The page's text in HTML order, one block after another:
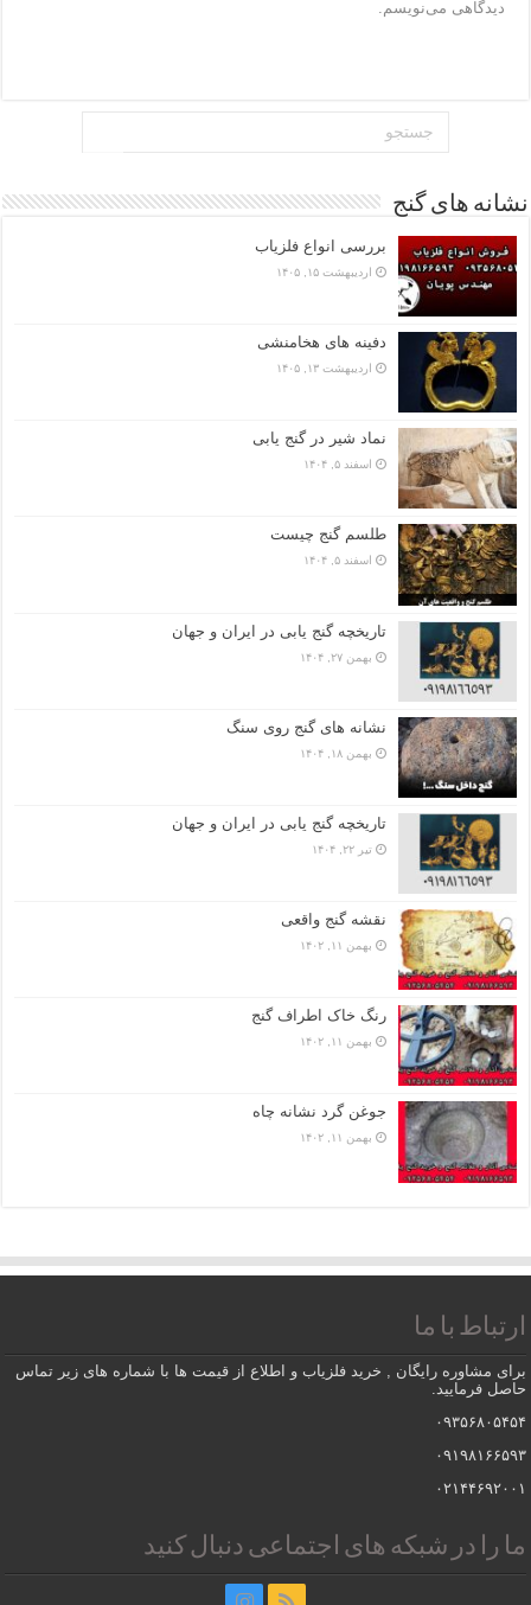
دیدگاهی می‌نویسم.
نشانه های گنج
بررسی انواع فلزیاب
اردیبهشت ۱۵, ۱۴۰۵
دفینه های هخامنشی
اردیبهشت ۱۳, ۱۴۰۵
نماد شیر در گنج یابی
اسفند ۵, ۱۴۰۴
طلسم گنج چیست
اسفند ۵, ۱۴۰۴
تاریخچه گنج‌ یابی در ایران و جهان
بهمن ۲۷, ۱۴۰۴
نشانه های گنج روی سنگ
بهمن ۱۸, ۱۴۰۴
تاریخچه گنج‌ یابی در ایران و جهان
تیر ۲۲, ۱۴۰۴
نقشه گنج واقعی
بهمن ۱۱, ۱۴۰۲
رنگ خاک اطراف گنج
بهمن ۱۱, ۱۴۰۲
جوغن گرد نشانه چاه
بهمن ۱۱, ۱۴۰۲
ارتباط با ما
برای مشاوره رایگان , خرید فلزیاب و اطلاع از قیمت ها با شماره های زیر تماس
حاصل فرمایید.
۰۹۳۵۶۸۰۵۴۵۴
۰۹۱۹۸۱۶۶۵۹۳
۰۲۱۴۴۶۹۲۰۰۱
ما را در شبکه های اجتماعی دنبال کنید